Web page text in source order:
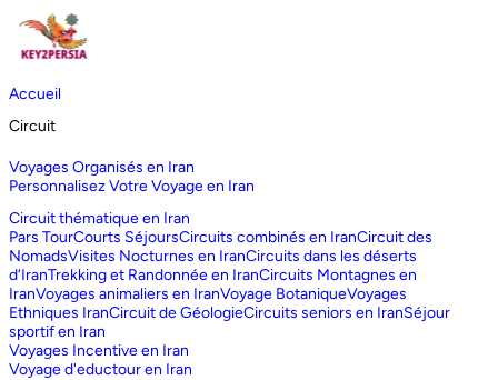
Accueil
Circuit
Voyages Organisés en Iran
Personnalisez Votre Voyage en Iran
Circuit thématique en Iran
Pars TourCourts SéjoursCircuits combinés en IranCircuit des
NomadsVisites Nocturnes en IranCircuits dans les déserts
d‘IranTrekking et Randonnée en IranCircuits Montagnes en
IranVoyages animaliers en IranVoyage BotaniqueVoyages
Ethniques IranCircuit de GéologieCircuits seniors en IranSéjour
sportif en Iran
Voyages Incentive en Iran
Voyage d'eductour en Iran